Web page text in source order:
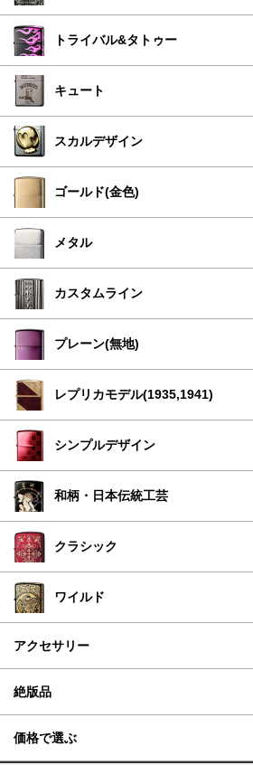
トライバル&タトゥー
キュート
スカルデザイン
ゴールド(金色)
メタル
カスタムライン
プレーン(無地)
レプリカモデル(1935,1941)
シンプルデザイン
和柄・日本伝統工芸
クラシック
ワイルド
アクセサリー
絶版品
価格で選ぶ